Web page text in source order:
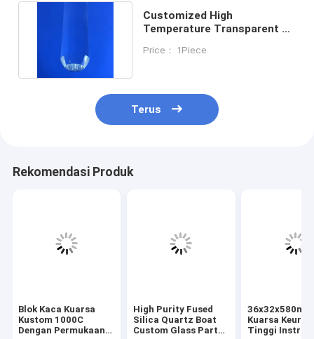
Customized High
Temperature Transparent K9
Price： 1Piece
Terus
Rekomendasi Produk
Blok Kaca Kuarsa
Kustom 1000C
Dengan Permukaan
High Purity Fused
Silica Quartz Boat
Custom Glass Parts
36x32x580mm
Kuarsa
Tinggi